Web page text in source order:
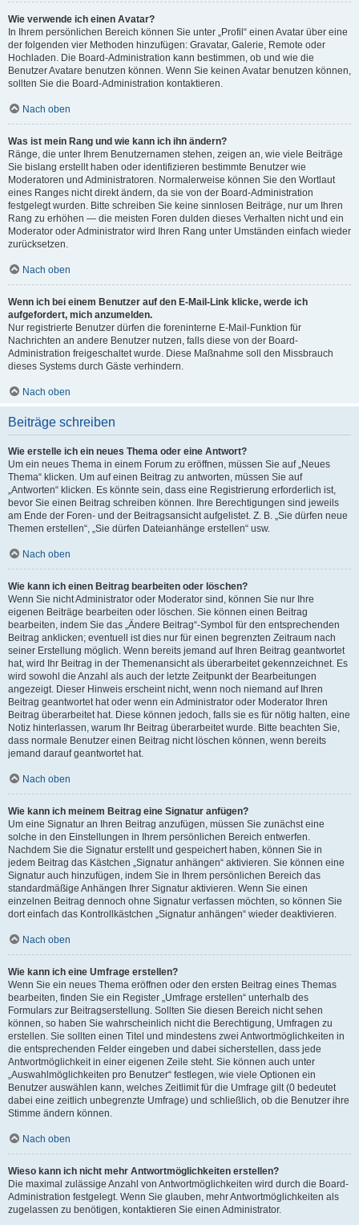
Wie verwende ich einen Avatar?
In Ihrem persönlichen Bereich können Sie unter „Profil“ einen Avatar über eine
der folgenden vier Methoden hinzufügen: Gravatar, Galerie, Remote oder
Hochladen. Die Board-Administration kann bestimmen, ob und wie die
Benutzer Avatare benutzen können. Wenn Sie keinen Avatar benutzen können,
sollten Sie die Board-Administration kontaktieren.
Nach oben
Was ist mein Rang und wie kann ich ihn ändern?
Ränge, die unter Ihrem Benutzernamen stehen, zeigen an, wie viele Beiträge
Sie bislang erstellt haben oder identifizieren bestimmte Benutzer wie
Moderatoren und Administratoren. Normalerweise können Sie den Wortlaut
eines Ranges nicht direkt ändern, da sie von der Board-Administration
festgelegt wurden. Bitte schreiben Sie keine sinnlosen Beiträge, nur um Ihren
Rang zu erhöhen — die meisten Foren dulden dieses Verhalten nicht und ein
Moderator oder Administrator wird Ihren Rang unter Umständen einfach wieder
zurücksetzen.
Nach oben
Wenn ich bei einem Benutzer auf den E-Mail-Link klicke, werde ich
aufgefordert, mich anzumelden.
Nur registrierte Benutzer dürfen die foreninterne E-Mail-Funktion für
Nachrichten an andere Benutzer nutzen, falls diese von der Board-
Administration freigeschaltet wurde. Diese Maßnahme soll den Missbrauch
dieses Systems durch Gäste verhindern.
Nach oben
Beiträge schreiben
Wie erstelle ich ein neues Thema oder eine Antwort?
Um ein neues Thema in einem Forum zu eröffnen, müssen Sie auf „Neues
Thema“ klicken. Um auf einen Beitrag zu antworten, müssen Sie auf
„Antworten“ klicken. Es könnte sein, dass eine Registrierung erforderlich ist,
bevor Sie einen Beitrag schreiben können. Ihre Berechtigungen sind jeweils
am Ende der Foren- und der Beitragsansicht aufgelistet. Z. B. „Sie dürfen neue
Themen erstellen“, „Sie dürfen Dateianhänge erstellen“ usw.
Nach oben
Wie kann ich einen Beitrag bearbeiten oder löschen?
Wenn Sie nicht Administrator oder Moderator sind, können Sie nur Ihre
eigenen Beiträge bearbeiten oder löschen. Sie können einen Beitrag
bearbeiten, indem Sie das „Ändere Beitrag“-Symbol für den entsprechenden
Beitrag anklicken; eventuell ist dies nur für einen begrenzten Zeitraum nach
seiner Erstellung möglich. Wenn bereits jemand auf Ihren Beitrag geantwortet
hat, wird Ihr Beitrag in der Themenansicht als überarbeitet gekennzeichnet. Es
wird sowohl die Anzahl als auch der letzte Zeitpunkt der Bearbeitungen
angezeigt. Dieser Hinweis erscheint nicht, wenn noch niemand auf Ihren
Beitrag geantwortet hat oder wenn ein Administrator oder Moderator Ihren
Beitrag überarbeitet hat. Diese können jedoch, falls sie es für nötig halten, eine
Notiz hinterlassen, warum Ihr Beitrag überarbeitet wurde. Bitte beachten Sie,
dass normale Benutzer einen Beitrag nicht löschen können, wenn bereits
jemand darauf geantwortet hat.
Nach oben
Wie kann ich meinem Beitrag eine Signatur anfügen?
Um eine Signatur an Ihren Beitrag anzufügen, müssen Sie zunächst eine
solche in den Einstellungen in Ihrem persönlichen Bereich entwerfen.
Nachdem Sie die Signatur erstellt und gespeichert haben, können Sie in
jedem Beitrag das Kästchen „Signatur anhängen“ aktivieren. Sie können eine
Signatur auch hinzufügen, indem Sie in Ihrem persönlichen Bereich das
standardmäßige Anhängen Ihrer Signatur aktivieren. Wenn Sie einen
einzelnen Beitrag dennoch ohne Signatur verfassen möchten, so können Sie
dort einfach das Kontrollkästchen „Signatur anhängen“ wieder deaktivieren.
Nach oben
Wie kann ich eine Umfrage erstellen?
Wenn Sie ein neues Thema eröffnen oder den ersten Beitrag eines Themas
bearbeiten, finden Sie ein Register „Umfrage erstellen“ unterhalb des
Formulars zur Beitragserstellung. Sollten Sie diesen Bereich nicht sehen
können, so haben Sie wahrscheinlich nicht die Berechtigung, Umfragen zu
erstellen. Sie sollten einen Titel und mindestens zwei Antwortmöglichkeiten in
die entsprechenden Felder eingeben und dabei sicherstellen, dass jede
Antwortmöglichkeit in einer eigenen Zeile steht. Sie können auch unter
„Auswahlmöglichkeiten pro Benutzer“ festlegen, wie viele Optionen ein
Benutzer auswählen kann, welches Zeitlimit für die Umfrage gilt (0 bedeutet
dabei eine zeitlich unbegrenzte Umfrage) und schließlich, ob die Benutzer ihre
Stimme ändern können.
Nach oben
Wieso kann ich nicht mehr Antwortmöglichkeiten erstellen?
Die maximal zulässige Anzahl von Antwortmöglichkeiten wird durch die Board-
Administration festgelegt. Wenn Sie glauben, mehr Antwortmöglichkeiten als
zugelassen zu benötigen, kontaktieren Sie einen Administrator.